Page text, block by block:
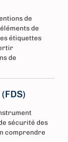
de
de
étiquettes
de
sécurité des
comprendre